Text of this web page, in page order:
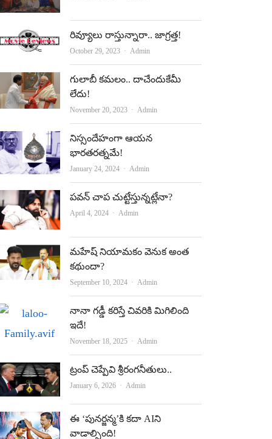
రివ్యూలు రాస్తున్నారా.. జాగ్రత్త!
October 29, 2023 Author
Admin
గులాబీ కమలం.. దాచేందుకేమీ
లేదు!
November 20, 2023 Author
Admin
నిస్సందేహంగా ఆయన
భారతరత్నమే!
January 24, 2024 Author
Admin
పవన్‌ చాప చుట్టేస్తున్నట్లేనా?
April 4, 2024 Author
Admin
మహేష్‌ నియామకం వెనుక అంత
కథుందా?
September 10, 2024 Author
Admin
నానా గడ్డీ కరిస్తే చివరికి మిగిలింది
ఇదే!
November 18, 2025 Author
Admin
ట్రంప్‌ చెప్పేవి శ్రీరంగనీతులు..
January 6, 2026 Author
Admin
ఈ ‘పున‌ర్జ‌న్మ‌’కి క‌దా AIని
వాడాల్సింది!